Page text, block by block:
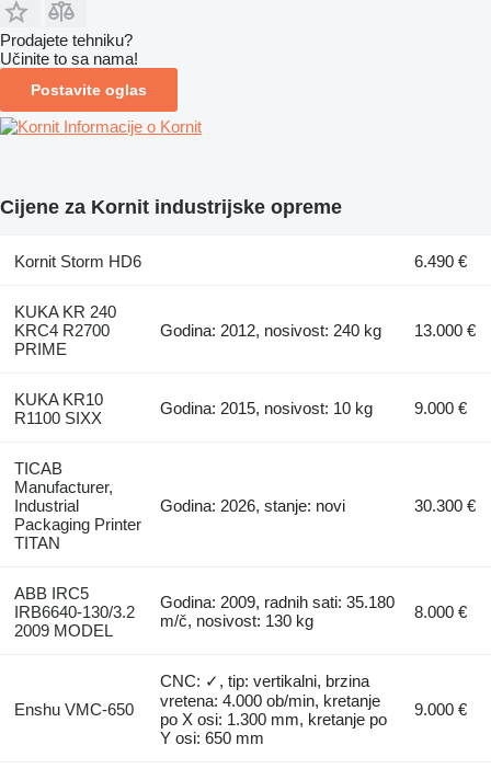
Prodajete tehniku?
Učinite to sa nama!
Postavite oglas
Informacije o Kornit
Cijene za Kornit industrijske opreme
Kornit Storm HD6 6.490 €
KUKA KR 240
KRC4 R2700
PRIME
Godina: 2012, nosivost: 240 kg 13.000 €
KUKA KR10
R1100 SIXX
Godina: 2015, nosivost: 10 kg 9.000 €
TICAB
Manufacturer,
Industrial
Packaging Printer
TITAN
Godina: 2026, stanje: novi 30.300 €
ABB IRC5
IRB6640-130/3.2
2009 MODEL
Godina: 2009, radnih sati: 35.180
m/č, nosivost: 130 kg
8.000 €
Enshu VMC-650
CNC: ✓, tip: vertikalni, brzina
vretena: 4.000 ob/min, kretanje
po X osi: 1.300 mm, kretanje po
Y osi: 650 mm
9.000 €